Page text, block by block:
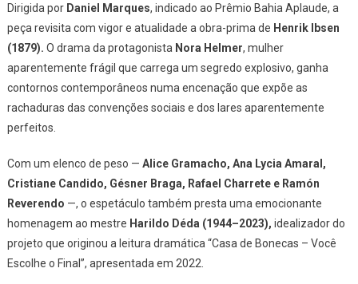
Dois
Últimos
Em
Dirigida por Daniel Marques, indicado ao Prêmio Bahia Aplaude, a
peça revisita com vigor e atualidade a obra-prima de Henrik Ibsen
(1879). O drama da protagonista Nora Helmer, mulher
aparentemente frágil que carrega um segredo explosivo, ganha
contornos contemporâneos numa encenação que expõe as
rachaduras das convenções sociais e dos lares aparentemente
perfeitos.
Com um elenco de peso — Alice Gramacho, Ana Lycia Amaral,
Cristiane Candido, Gésner Braga, Rafael Charrete e Ramón
Reverendo —, o espetáculo também presta uma emocionante
homenagem ao mestre Harildo Déda (1944–2023), idealizador do
projeto que originou a leitura dramática “Casa de Bonecas – Você
Escolhe o Final”, apresentada em 2022.